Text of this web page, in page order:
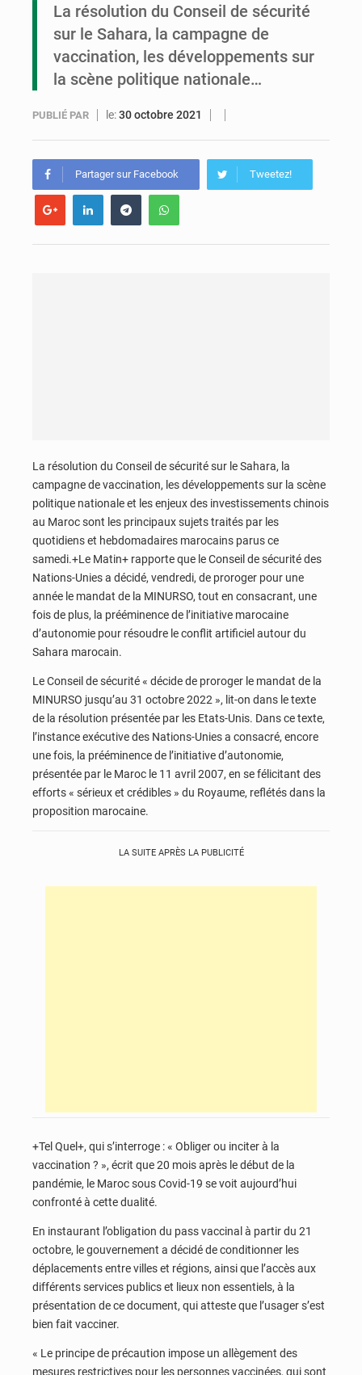
Le Congo se dote d’un programme national pour valoriser les produits forestiers non ligneux
La résolution du Conseil de sécurité
sur le Sahara, la campagne de
vaccination, les développements sur
la scène politique nationale…
PUBLIÉ PAR le:30 octobre 2021
Partager sur Facebook Tweetez!
La résolution du Conseil de sécurité sur le Sahara, la
campagne de vaccination, les développements sur la scène
politique nationale et les enjeux des investissements chinois
au Maroc sont les principaux sujets traités par les
quotidiens et hebdomadaires marocains parus ce
samedi.+Le Matin+ rapporte que le Conseil de sécurité des
Nations-Unies a décidé, vendredi, de proroger pour une
année le mandat de la MINURSO, tout en consacrant, une
fois de plus, la prééminence de l’initiative marocaine
d’autonomie pour résoudre le conflit artificiel autour du
Sahara marocain.
Le Conseil de sécurité « décide de proroger le mandat de la
MINURSO jusqu’au 31 octobre 2022 », lit-on dans le texte
de la résolution présentée par les Etats-Unis. Dans ce texte,
l’instance exécutive des Nations-Unies a consacré, encore
une fois, la prééminence de l’initiative d’autonomie,
présentée par le Maroc le 11 avril 2007, en se félicitant des
efforts « sérieux et crédibles » du Royaume, reflétés dans la
proposition marocaine.
LA SUITE APRÈS LA PUBLICITÉ
+Tel Quel+, qui s’interroge : « Obliger ou inciter à la
vaccination ? », écrit que 20 mois après le début de la
pandémie, le Maroc sous Covid-19 se voit aujourd’hui
confronté à cette dualité.
En instaurant l’obligation du pass vaccinal à partir du 21
octobre, le gouvernement a décidé de conditionner les
déplacements entre villes et régions, ainsi que l’accès aux
différents services publics et lieux non essentiels, à la
présentation de ce document, qui atteste que l’usager s’est
bien fait vacciner.
« Le principe de précaution impose un allègement des
mesures restrictives pour les personnes vaccinées, qui sont